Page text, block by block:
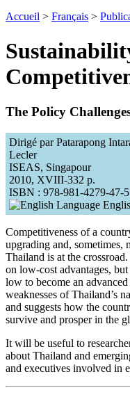
Accueil > Français >
The Policy
Dirigé par Patarapong
Lecler
ISEAS, Singapour
2010, XVIII-332 p.
ISBN : 978-981-4279-47-5
Competitiveness of a
upgrading and, sometimes,
Thailand is at the
on low-cost advantages,
low to become an
weaknesses of Thailand’s
and suggests how the
survive and prosper in the
It will be useful to
about Thailand and
and executives involved in